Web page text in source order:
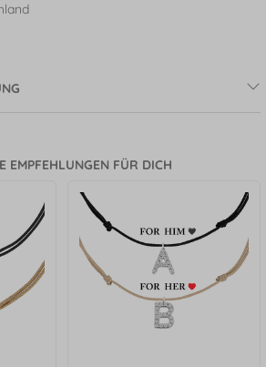
EMPFEHLUNGEN FÜR DICH